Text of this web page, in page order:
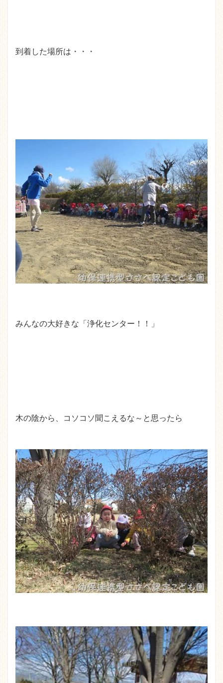
到着した場所は・・・
みんなの大好きな「浄化センター！！」
木の陰から、コソコソ聞こえるな～と思ったら